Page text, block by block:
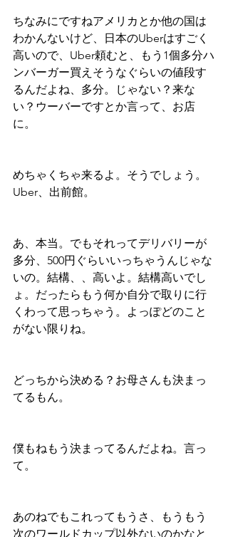
ちなみにですねアメリカとか他の国は
わかんないけど、日本のUberはすごく
高いので、Uber頼むと、もう1個多分ハ
ンバーガー買えそうなぐらいの値段す
るんだよね、多分。じゃない？来な
い？ウーバーですとか言って、お店
に。
めちゃくちゃ来るよ。そうでしょう。
Uber、出前館。
あ、本当。でもそれってデリバリーが
多分、500円ぐらいいっちゃうんじゃな
いの。結構、、高いよ。結構高いでし
ょ。だったらもう何か自分で取りに行
くわって思っちゃう。よっぽどのこと
がない限りね。
どっちから決める？お母さんも決まっ
てるもん。
僕もねもう決まってるんだよね。言っ
て。
あのねでもこれってもうさ、もうもう
次のワールドカップ以外ないのかなと